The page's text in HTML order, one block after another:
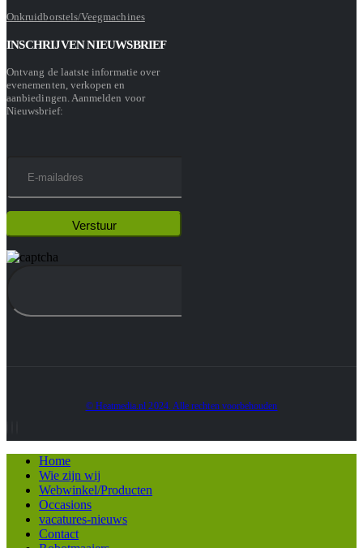
Onkruidborstels/Veegmachines
INSCHRIJVEN NIEUWSBRIEF
Ontvang de laatste informatie over
evenementen, verkopen en
aanbiedingen. Aanmelden voor
Nieuwsbrief:
© Heatmedia.nl 2024. Alle rechten voorbehouden
Home
Wie zijn wij
Webwinkel/Producten
Occasions
vacatures-nieuws
Contact